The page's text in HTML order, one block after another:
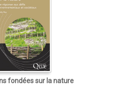
fondées sur la nature